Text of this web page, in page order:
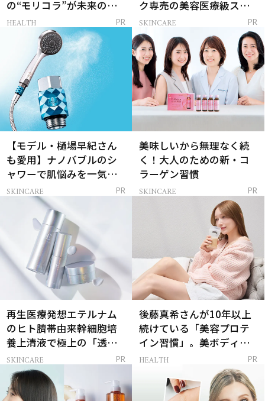
の“モリコラ”が未来のキ
レイを連れてくる！
HEALTH PR
ク専売の美容医療級スキ
ンケア」
SKINCARE PR
【モデル・樋場早紀さん
も愛用】ナノバブルのシ
ャワーで肌悩みを一気に
解決
SKINCARE PR
美味しいから無理なく続
く！大人のための新・コ
ラーゲン習慣
SKINCARE PR
再生医療発想エテルナム
のヒト臍帯由来幹細胞培
養上清液で極上の「透明
感ハリ肌」へ
SKINCARE PR
後藤真希さんが10年以上
続けている「美容プロテ
イン習慣」。美ボディを
支える朝ルーティンと
HEALTH PR